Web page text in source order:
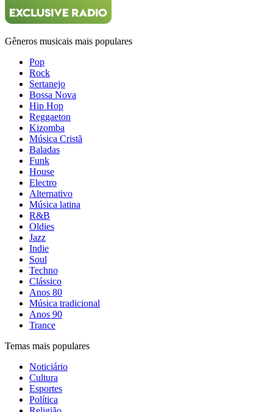
Gêneros musicais mais populares
Pop
Rock
Sertanejo
Bossa Nova
Hip Hop
Reggaeton
Kizomba
Música Cristã
Baladas
Funk
House
Electro
Alternativo
Música latina
R&B
Oldies
Jazz
Indie
Soul
Techno
Clássico
Anos 80
Música tradicional
Anos 90
Trance
Temas mais populares
Noticiário
Cultura
Esportes
Política